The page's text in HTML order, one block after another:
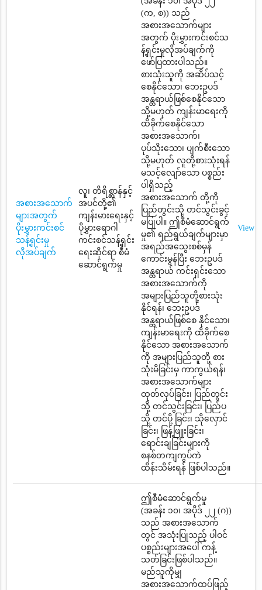
အစားအသောက်
များအတွက်
ပိုးမွှားကင်းစင်
သန့်ရှင်းမှု
လိုအပ်ချက်
လူ၊ တိရိစ္ဆာန်နှင့်
အပင်တို့၏
ကျန်းမားရေးနှင့်
ပိုမွှားရောဂါ
ကင်းစင်သန့်ရှင်း
ရေးဆိုင်ရာ စီမံ
ဆောင်ရွက်မှု
(က, စ)) သည်
အစားအသောက်များ
အတွက် ပိုးမွှားကင်းစင်သ
န့်ရှင်းမှုလိုအပ်ချက်ကို
ဖော်ပြထားပါသည်။
စားသုံးသူကို အဆိပ်သင့်
စေနိုင်သော၊ ဘေးဥပဒ်
အန္တရာယ်ဖြစ်စေနိုင်သော
သို့မဟုတ် ကျန်းမာရေးကို
ထိခိုက်စေနိုင်သော
အစားအသောက်၊
ပုပ်သိုးသော၊ ပျက်စီးသော
သို့မဟုတ် လူတို့စားသုံးရန်
မသင့်လျော်သော ပစ္စည်း
ပါရှိသည့်
အစားအသောက် တို့ကို
ပြည်တွင်းသို့ တင်သွင်းခွင့်
မပြုပါ။ ဤစီမံဆောင်ရွက်
မှု၏ ရည်ရွယ်ချက်များမှာ
အရည်အသွေးစစ်မှန်
ကောင်းမွန်ပြီး ဘေးဥပဒ်
အန္တရာယ် ကင်းရှင်းသော
အစားအသောက်ကို
အများပြည်သူတို့စားသုံး
နိုင်ရန်၊ ဘေးဥပဒ်
အန္တရာယ်ဖြစ်စေ နိုင်သော၊
ကျန်းမာရေးကို ထိခိုက်စေ
နိုင်သော အစားအသောက်
ကို အများပြည်သူတို့ စား
သုံးမိခြင်းမှ ကာကွယ်ရန်၊
အစားအသောက်များ
ထုတ်လုပ်ခြင်း၊ ပြည်တွင်း
သို့ တင်သွင်းခြင်း၊ ပြည်ပ
သို့ တင်ပို့ ခြင်း၊ သိုလှောင်
ခြင်း၊ ဖြန့်ဖြူးခြင်း၊
ရောင်းချခြင်းများကို
စနစ်တကျကွပ်ကဲ
ထိန်းသိမ်းရန် ဖြစ်ပါသည်။
View
ဤစီမံဆောင်ရွက်မှု
(အခန်း ၁၀၊ အပိုဒ် ၂၂ (ဂ))
သည် အစားအသောက်
တွင် အသုံးပြုသည့် ပါဝင်
ပစ္စည်းများအပေါ် ကန့်
သတ်ခြင်းဖြစ်ပါသည်။
မည်သူကိုမျှ
အစားအသောက်ထပ်ဖြည့်